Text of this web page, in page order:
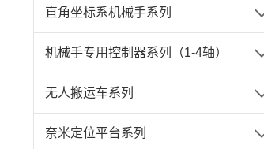
直角坐标系机械手系列
机械手专用控制器系列（1-4轴）
无人搬运车系列
奈米定位平台系列